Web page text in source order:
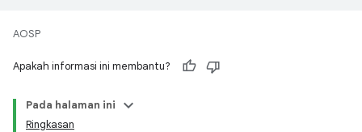
AOSP
Apakah informasi ini membantu?
Pada halaman ini
Ringkasan